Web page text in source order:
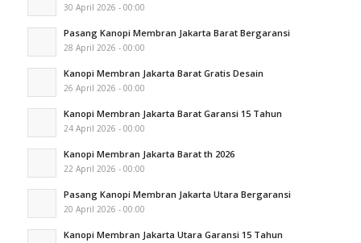
30 April 2026 - 00:00
Pasang Kanopi Membran Jakarta Barat Bergaransi
28 April 2026 - 00:00
Kanopi Membran Jakarta Barat Gratis Desain
26 April 2026 - 00:00
Kanopi Membran Jakarta Barat Garansi 15 Tahun
24 April 2026 - 00:00
Kanopi Membran Jakarta Barat th 2026
22 April 2026 - 00:00
Pasang Kanopi Membran Jakarta Utara Bergaransi
20 April 2026 - 00:00
Kanopi Membran Jakarta Utara Garansi 15 Tahun